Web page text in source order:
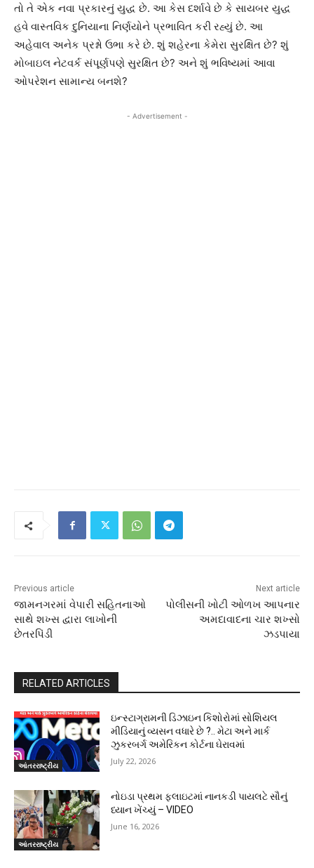
તો તે એક નવા પ્રકારનું યુદ્ધ છે. આ કેસ દર્શાવે છે કે સાયબર યુદ્ધ
હવે વાસ્તવિક દુનિયાના નિર્ણયોને પ્રભાવિત કરી રહ્યું છે. આ
અહેવાલ અનેક પ્રશ્નો ઉભા કરે છે. શું શહેરના કેમેરા સુરક્ષિત છે? શું
મોબાઇલ નેટવર્ક સંપૂર્ણપણે સુરક્ષિત છે? અને શું ભવિષ્યમાં આવા
ઓપરેશન સામાન્ય બનશે?
- Advertisement -
Previous article
જામનગરમાં વેપારી સહિતનાઓ
સાથે શખ્સ દ્વારા લાખોની
છેતરપિંડી
Next article
પોલીસની ખોટી ઓળખ આપનાર
અમદાવાદના ચાર શખ્સો
ઝડપાયા
RELATED ARTICLES
આંતરરાષ્ટ્રીય
ઇન્સ્ટાગ્રામની ડિઝાઇન કિશોરોમાં સોશિયલ
મીડિયાનું વ્યસન વધારે છે ?.. મેટા અને માર્ક
ઝુકરબર્ગ અમેરિકન કોર્ટના ઘેરાવમાં
July 22, 2026
આંતરરાષ્ટ્રીય
નોઇડા પ્રથમ ફ્લાઇટમાં નાનકડી પાયલટે સૌનું
ધ્યાન ખેંચ્યું – VIDEO
June 16, 2026